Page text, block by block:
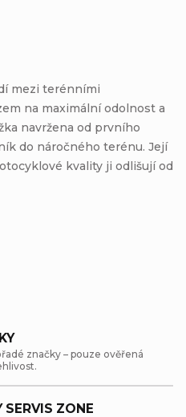
mezi terénními
na maximální odolnost a
navržena od prvního
do náročného terénu. Její
kvality ji odlišují od
značky – pouze ověřená
SERVIS ZONE